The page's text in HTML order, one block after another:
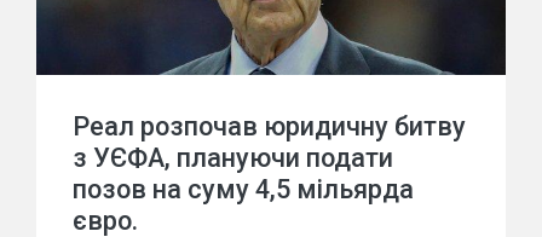
Реал розпочав юридичну битву
з УЄФА, плануючи подати
позов на суму 4,5 мільярда
євро.